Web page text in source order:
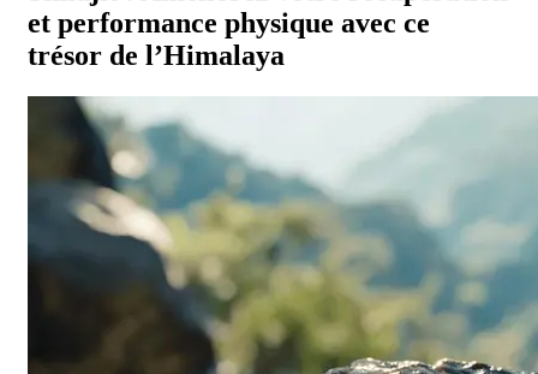
et performance physique avec ce
trésor de l’Himalaya